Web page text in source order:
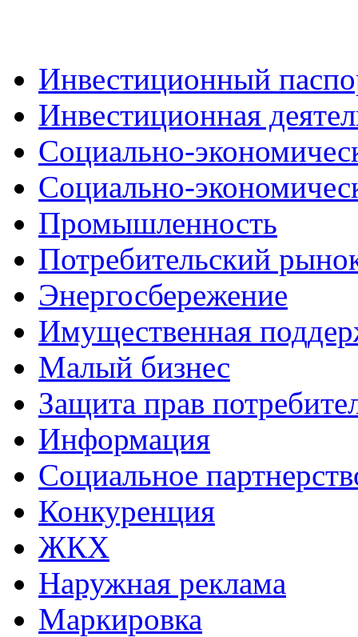
Инвестиционный
Инвестиционная
Социально-
Социально-
Промышленность
Потребительский
Энергосбережение
Имущественная
Малый бизнес
Защита прав
Информация
Социальное
Конкуренция
ЖКХ
Наружная реклама
Маркировка